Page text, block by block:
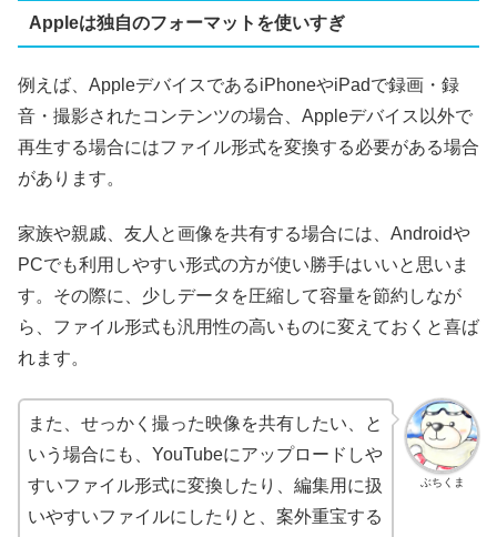
Appleは独自のフォーマットを使いすぎ
例えば、AppleデバイスであるiPhoneやiPadで録画・録
音・撮影されたコンテンツの場合、Appleデバイス以外で
再生する場合にはファイル形式を変換する必要がある場合
があります。
家族や親戚、友人と画像を共有する場合には、Androidや
PCでも利用しやすい形式の方が使い勝手はいいと思いま
す。その際に、少しデータを圧縮して容量を節約しなが
ら、ファイル形式も汎用性の高いものに変えておくと喜ば
れます。
ぶちくま
また、せっかく撮った映像を共有したい、と
いう場合にも、YouTubeにアップロードしや
すいファイル形式に変換したり、編集用に扱
いやすいファイルにしたりと、案外重宝する